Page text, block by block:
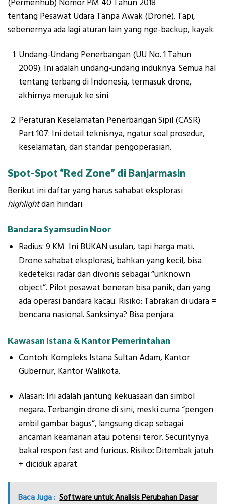
(Permenhub) Nomor PM 40 Tahun 2018
tentang Pesawat Udara Tanpa Awak (Drone). Tapi,
sebenernya ada lagi aturan lain yang nge-backup, kayak:
Undang-Undang Penerbangan (UU No. 1 Tahun
2009): Ini adalah undang-undang induknya. Semua hal
tentang terbang di Indonesia, termasuk drone,
akhirnya merujuk ke sini.
Peraturan Keselamatan Penerbangan Sipil (CASR)
Part 107: Ini detail teknisnya, ngatur soal prosedur,
keselamatan, dan standar pengoperasian.
Spot-Spot “Red Zone” di Banjarmasin
Berikut ini daftar yang harus sahabat eksplorasi
highlightdan hindari:
Bandara Syamsudin Noor
Radius: 9 KM Ini BUKAN usulan, tapi harga mati.
Drone sahabat eksplorasi, bahkan yang kecil, bisa
kedeteksi radar dan divonis sebagai “unknown
object”. Pilot pesawat beneran bisa panik, dan yang
ada operasi bandara kacau. Risiko: Tabrakan di udara =
bencana nasional. Sanksinya? Bisa penjara.
Kawasan Istana & Kantor Pemerintahan
Contoh: Kompleks Istana Sultan Adam, Kantor
Gubernur, Kantor Walikota.
Alasan: Ini adalah jantung kekuasaan dan simbol
negara. Terbangin drone di sini, meski cuma “pengen
ambil gambar bagus”, langsung dicap sebagai
ancaman keamanan atau potensi teror. Securitynya
bakal respon fast and furious. Risiko: Ditembak jatuh
+ diciduk aparat.
Baca Juga : Software untuk Analisis Perubahan Dasar